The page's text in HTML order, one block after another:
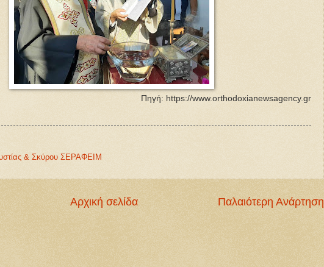
Πηγή: https://www.orthodoxianewsagency.gr
& Σκύρου ΣΕΡΑΦΕΙΜ
Παλαιότερη Ανάρτηση
Αρχική σελίδα